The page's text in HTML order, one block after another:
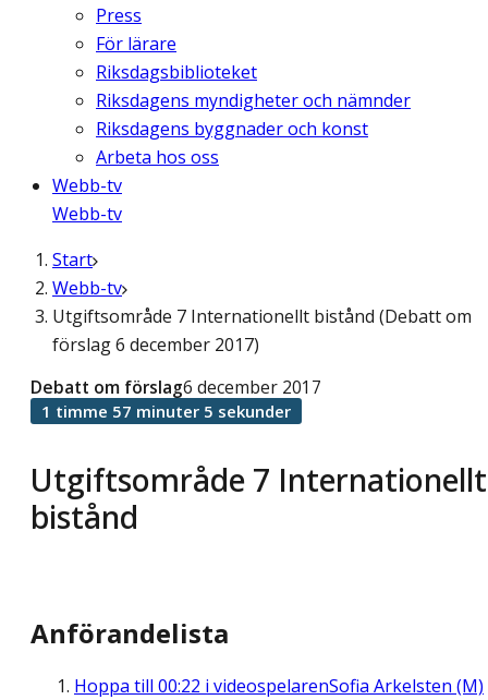
Press
För lärare
Riksdagsbiblioteket
Riksdagens myndigheter och nämnder
Riksdagens byggnader och konst
Arbeta hos oss
Webb-tv
Webb-tv
Start
Webb-tv
Utgiftsområde 7 Internationellt bistånd (Debatt om
förslag 6 december 2017)
Utgiftsområde 7 Internationellt
bistånd
Debatt om förslag6 december 2017
1 timme 57 minuter 5 sekunder
Anförandelista
Hoppa till 00:22 i videospelarenSofia Arkelsten (M)